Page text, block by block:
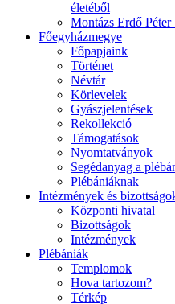
életéből
Montázs Erdő
Főegyházmegye
Főpapjaink
Történet
Névtár
Körlevelek
Gyászjelentések
Rekollekció
Támogatások
Nyomtatványok
Segédanyag a
Plébániáknak
Intézmények és
Központi hivatal
Bizottságok
Intézmények
Plébániák
Templomok
Hova tartozom?
Térkép